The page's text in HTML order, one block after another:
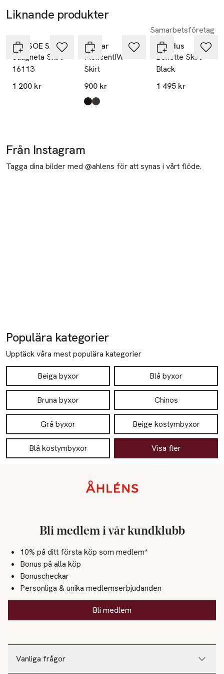
Liknande produkter
SAMSOE SAMSOE
Saagneta Skirt
16113
1 200 kr
Inwear
MoncentIW
Skirt
900 kr
Produkten finns i färgerna:
Black
Truffle
Samarbetsföretag
Residus
Bonette Skirt -
Black
1 495 kr
Från Instagram
Tagga dina bilder med @ahlens för att synas i vårt flöde.
Populära kategorier
Upptäck våra mest populära kategorier
Beiga byxor Blå byxor
Bruna byxor Chinos
Grå byxor Beige kostymbyxor
Blå kostymbyxor Visa fler
Vanliga frågor
Bli medlem i vår kundklubb
10% på ditt första köp som medlem*
Bonus på alla köp
Bonuscheckar
Personliga & unika medlemserbjudanden
Bli medlem